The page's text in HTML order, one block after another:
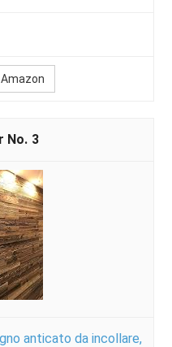
3
anticato da incollare,